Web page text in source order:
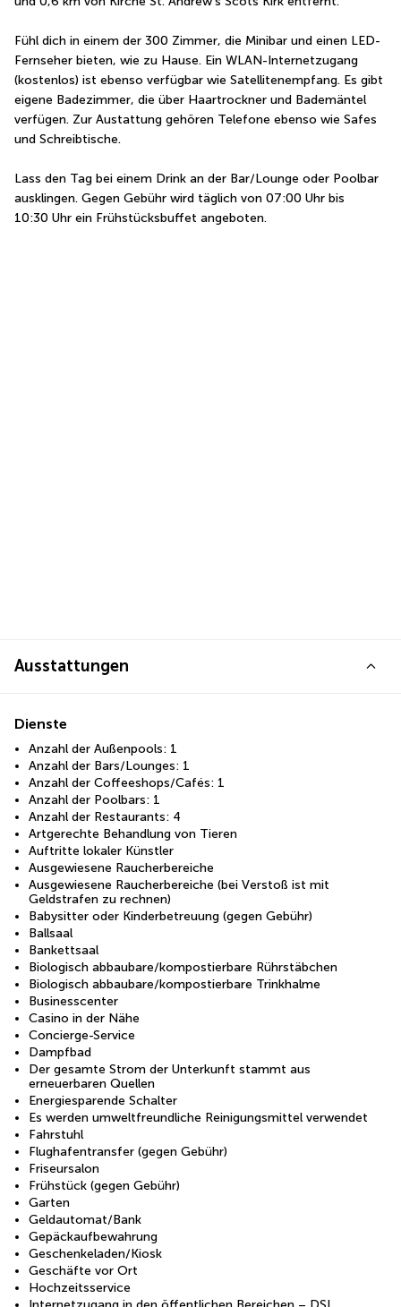
Fühl dich in einem der 300 Zimmer, die Minibar und einen LED-
Fernseher bieten, wie zu Hause. Ein WLAN-Internetzugang
(kostenlos) ist ebenso verfügbar wie Satellitenempfang. Es gibt
eigene Badezimmer, die über Haartrockner und Bademäntel
verfügen. Zur Austattung gehören Telefone ebenso wie Safes
und Schreibtische.
Lass den Tag bei einem Drink an der Bar/Lounge oder Poolbar
ausklingen. Gegen Gebühr wird täglich von 07:00 Uhr bis
10:30 Uhr ein Frühstücksbuffet angeboten.
Ausstattungen
Dienste
Anzahl der Außenpools: 1
Anzahl der Bars/Lounges: 1
Anzahl der Coffeeshops/Cafés: 1
Anzahl der Poolbars: 1
Anzahl der Restaurants: 4
Artgerechte Behandlung von Tieren
Auftritte lokaler Künstler
Ausgewiesene Raucherbereiche
Ausgewiesene Raucherbereiche (bei Verstoß ist mit
Geldstrafen zu rechnen)
Babysitter oder Kinderbetreuung (gegen Gebühr)
Ballsaal
Bankettsaal
Biologisch abbaubare/kompostierbare Rührstäbchen
Biologisch abbaubare/kompostierbare Trinkhalme
Businesscenter
Casino in der Nähe
Concierge-Service
Dampfbad
Der gesamte Strom der Unterkunft stammt aus
erneuerbaren Quellen
Energiesparende Schalter
Es werden umweltfreundliche Reinigungsmittel verwendet
Fahrstuhl
Flughafentransfer (gegen Gebühr)
Friseursalon
Frühstück (gegen Gebühr)
Garten
Geldautomat/Bank
Gepäckaufbewahrung
Geschenkeladen/Kiosk
Geschäfte vor Ort
Hochzeitsservice